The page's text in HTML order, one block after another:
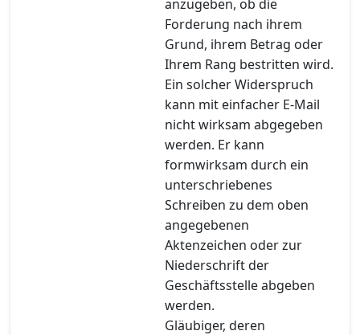
anzugeben, ob die
Forderung nach ihrem
Grund, ihrem Betrag oder
Ihrem Rang bestritten wird.
Ein solcher Widerspruch
kann mit einfacher E-Mail
nicht wirksam abgegeben
werden. Er kann
formwirksam durch ein
unterschriebenes
Schreiben zu dem oben
angegebenen
Aktenzeichen oder zur
Niederschrift der
Geschäftsstelle abgeben
werden.
Gläubiger, deren